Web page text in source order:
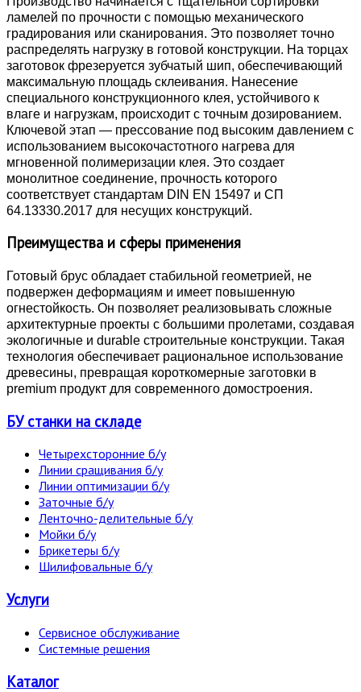
ламелей по прочности с помощью механического
градирования или сканирования. Это позволяет точно
распределять нагрузку в готовой конструкции. На торцах
заготовок фрезеруется зубчатый шип, обеспечивающий
максимальную площадь склеивания. Нанесение
специального конструкционного клея, устойчивого к
влаге и нагрузкам, происходит с точным дозированием.
Ключевой этап — прессование под высоким давлением с
использованием высокочастотного нагрева для
мгновенной полимеризации клея. Это создает
монолитное соединение, прочность которого
соответствует стандартам DIN EN 15497 и СП
64.13330.2017 для несущих конструкций.
Преимущества и сферы применения
Готовый брус обладает стабильной геометрией, не
подвержен деформациям и имеет повышенную
огнестойкость. Он позволяет реализовывать сложные
архитектурные проекты с большими пролетами, создавая
экологичные и durable строительные конструкции. Такая
технология обеспечивает рациональное использование
древесины, превращая короткомерные заготовки в
premium продукт для современного домостроения.
БУ станки на складе
Четырехсторонние б/у
Линии сращивания б/у
Линии оптимизации б/у
Заточные б/у
Ленточно-делительные б/у
Мойки б/у
Брикетеры б/у
Шилифовальные б/у
Услуги
Сервисное обслуживание
Системные решения
Каталог